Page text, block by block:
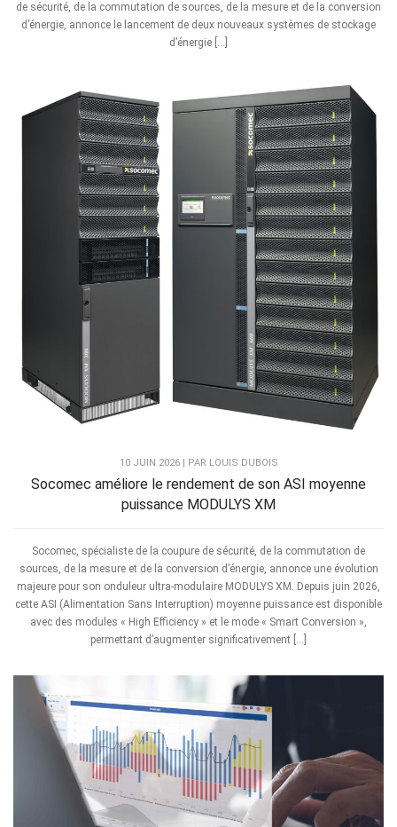
de sécurité, de la commutation de sources, de la mesure et de la conversion
d’énergie, annonce le lancement de deux nouveaux systèmes de stockage
d’énergie […]
10 JUIN 2026 | PAR LOUIS DUBOIS
Socomec améliore le rendement de son ASI moyenne
puissance MODULYS XM
Socomec, spécialiste de la coupure de sécurité, de la commutation de
sources, de la mesure et de la conversion d’énergie, annonce une évolution
majeure pour son onduleur ultra-modulaire MODULYS XM. Depuis juin 2026,
cette ASI (Alimentation Sans Interruption) moyenne puissance est disponible
avec des modules « High Efficiency » et le mode « Smart Conversion »,
permettant d’augmenter significativement […]